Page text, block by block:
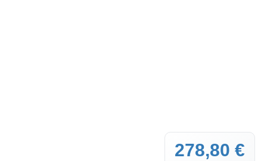
278,80 €